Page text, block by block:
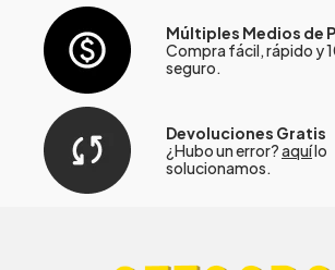
Múltiples Medios de
Compra fácil, rápido y
seguro.
Devoluciones Gratis
¿Hubo un error?aquílo
solucionamos.